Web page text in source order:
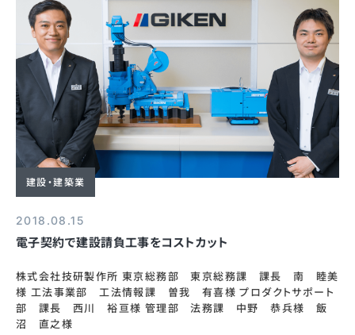
建設・建築業
2018.08.15
電子契約で建設請負工事をコストカット
株式会社技研製作所 東京総務部 東京総務課 課長 南 睦美
様 工法事業部 工法情報課 曽我 有喜様 プロダクトサポート
部 課長 西川 裕亘様 管理部 法務課 中野 恭兵様 飯
沼 直之様